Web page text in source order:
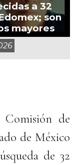
a 32
son
mayores
de
de México
de 32